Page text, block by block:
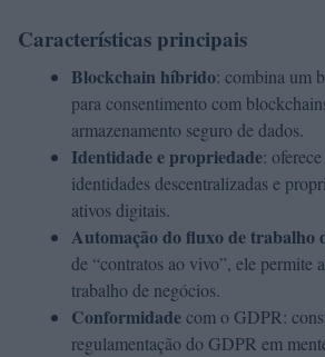
Características principais
Blockchain híbrido: combina um
para consentimento com
armazenamento seguro de dados.
Identidade e propriedade:
identidades descentralizadas e
ativos digitais.
Automação do fluxo de trabalho
de “contratos ao vivo”, ele permite
trabalho de negócios.
Conformidadecom o GDPR:
regulamentação do GDPR em